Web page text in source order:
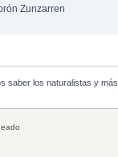
Zunzarren
saber los naturalistas y más